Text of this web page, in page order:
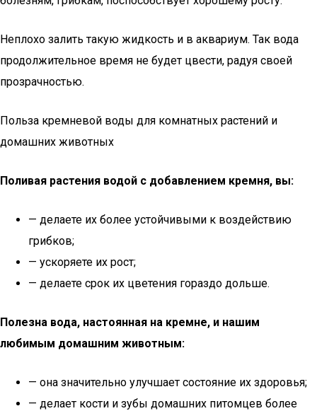
Неплохо залить такую жидкость и в аквариум. Так вода
продолжительное время не будет цвести, радуя своей
прозрачностью.
Польза кремневой воды для комнатных растений и
домашних животных
Поливая растения водой с добавлением кремня, вы:
— делаете их более устойчивыми к воздействию
грибков;
— ускоряете их рост;
— делаете срок их цветения гораздо дольше.
Полезна вода, настоянная на кремне, и нашим
любимым домашним животным:
— она значительно улучшает состояние их здоровья;
— делает кости и зубы домашних питомцев более